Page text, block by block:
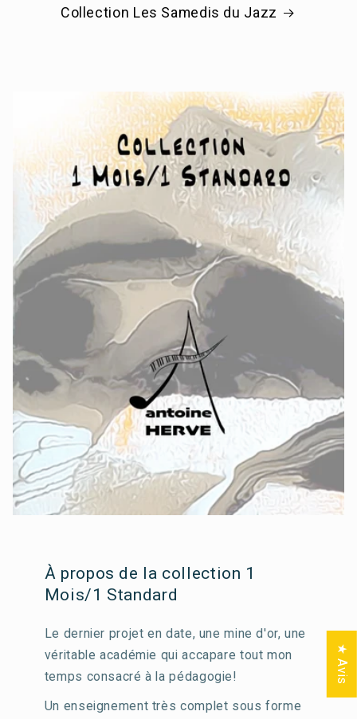
Collection Les Samedis du Jazz
À propos de la collection 1
Mois/1 Standard
Le dernier projet en date, une mine d'or, une
véritable académie qui accapare tout mon
temps consacré à la pédagogie!
Un enseignement très complet sous forme
★ Avis